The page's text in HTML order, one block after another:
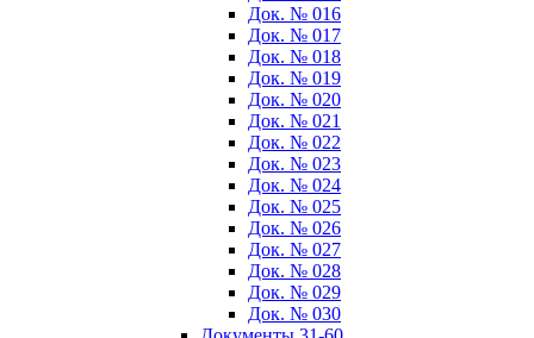
Док. № 016
Док. № 017
Док. № 018
Док. № 019
Док. № 020
Док. № 021
Док. № 022
Док. № 023
Док. № 024
Док. № 025
Док. № 026
Док. № 027
Док. № 028
Док. № 029
Док. № 030